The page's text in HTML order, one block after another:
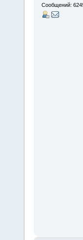
Сообщений: